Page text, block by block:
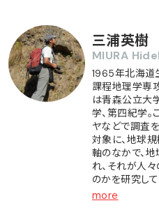
三浦英樹
MIURA
1965年北海道
課程地理学専
は青森公立大
学、第四紀学。
ヤなどで調査
対象に、地球
軸のなかで、
れ、それが人
のかを研究して
more